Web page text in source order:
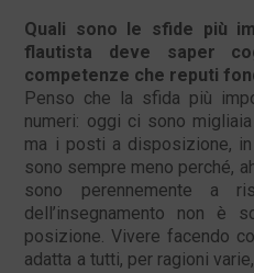
Quali sono le sfide più
flautista deve saper
competenze che reputi
Penso che la sfida più
numeri: oggi ci sono
ma i posti a disposizione,
sono sempre meno perché,
sono perennemente a
dell’insegnamento non è
posizione. Vivere facendo
adatta a tutti, per ragioni